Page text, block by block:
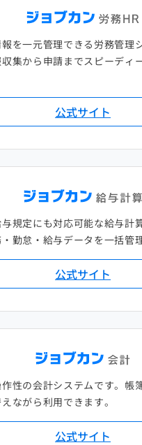
を一元管理できる労務管理
集から申請までスピーディ
公式サイト
規定にも対応可能な給与計
勤怠・給与データを一括管
公式サイト
性の会計システムです。帳
ながら利用できます。
公式サイト